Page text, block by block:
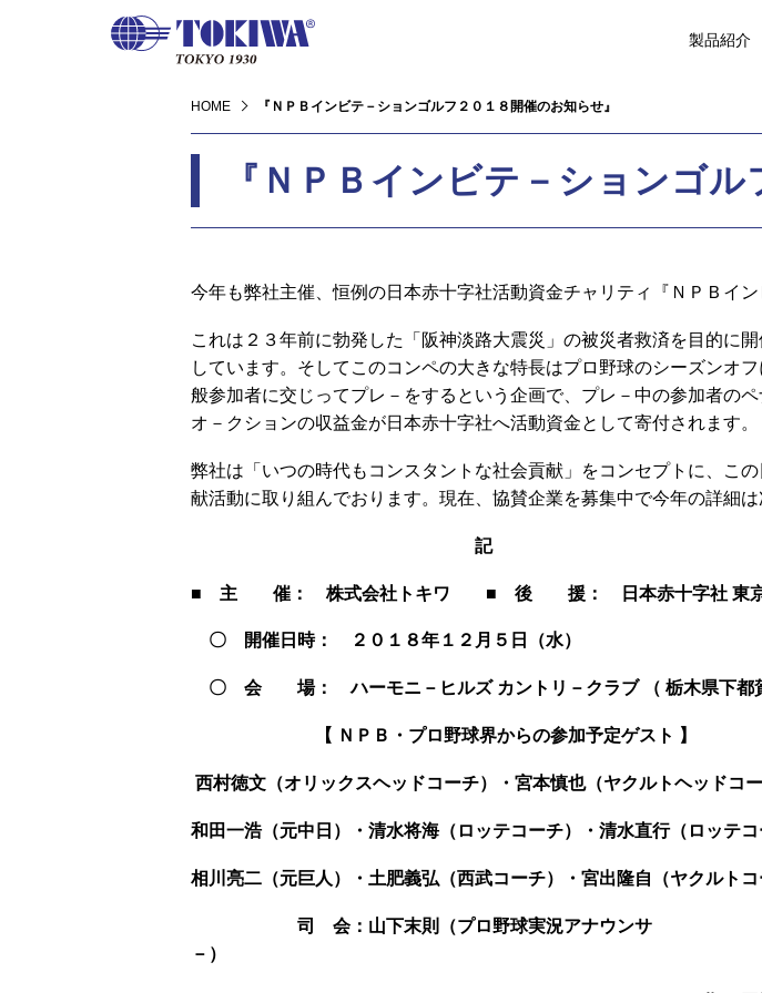
製品紹介
HOME 『ＮＰＢインビテ－ションゴルフ２０１８開催のお知らせ』
『ＮＰＢインビテ－ションゴ
今年も弊社主催、恒例の日本赤十字社活動資金チャリティ『ＮＰＢイ
これは２３年前に勃発した「阪神淡路大震災」の被災者救済を目的に
しています。そしてこのコンペの大きな特長はプロ野球のシーズンオ
般参加者に交じってプレ－をするという企画で、プレ－中の参加者の
オ－クションの収益金が日本赤十字社へ活動資金として寄付されます。
弊社は「いつの時代もコンスタントな社会貢献」をコンセプトに、こ
献活動に取り組んでおります。現在、協賛企業を募集中で今年の詳細は
記
■ 主 催： 株式会社トキワ ■ 後 援： 日本赤十字社
〇 開催日時： ２０１８年１２月５日（水）
〇 会 場： ハーモニ－ヒルズ カントリ－クラブ （ 栃木県下都
【 ＮＰＢ・プロ野球界からの参加予定ゲスト 】
西村徳文（オリックスヘッドコーチ）・宮本慎也（ヤクルトヘッドコー
和田一浩（元中日）・清水将海（ロッテコーチ）・清水直行（ロッテコ
相川亮二（元巨人）・土肥義弘（西武コーチ）・宮出隆自（ヤクルトコ
司 会：山下末則（プロ野球実況アナウンサ
－）